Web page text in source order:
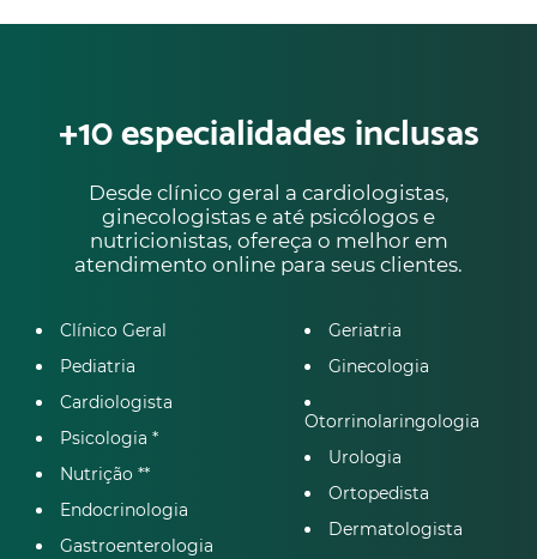
+10 especialidades inclusas
Desde clínico geral a cardiologistas,
ginecologistas e até psicólogos e
nutricionistas, ofereça o melhor em
atendimento online para seus clientes.
Clínico Geral
Pediatria
Cardiologista
Psicologia *
Nutrição **
Endocrinologia
Gastroenterologia
Geriatria
Ginecologia
Otorrinolaringologia
Urologia
Ortopedista
Dermatologista